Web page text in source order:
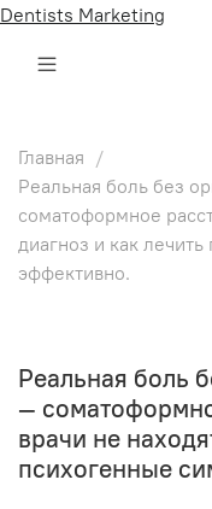
Dentists Marketing
Главная
Реальная боль без
соматоформное
диагноз и как
эффективно.
Реальная боль
—
врачи не
психогенные